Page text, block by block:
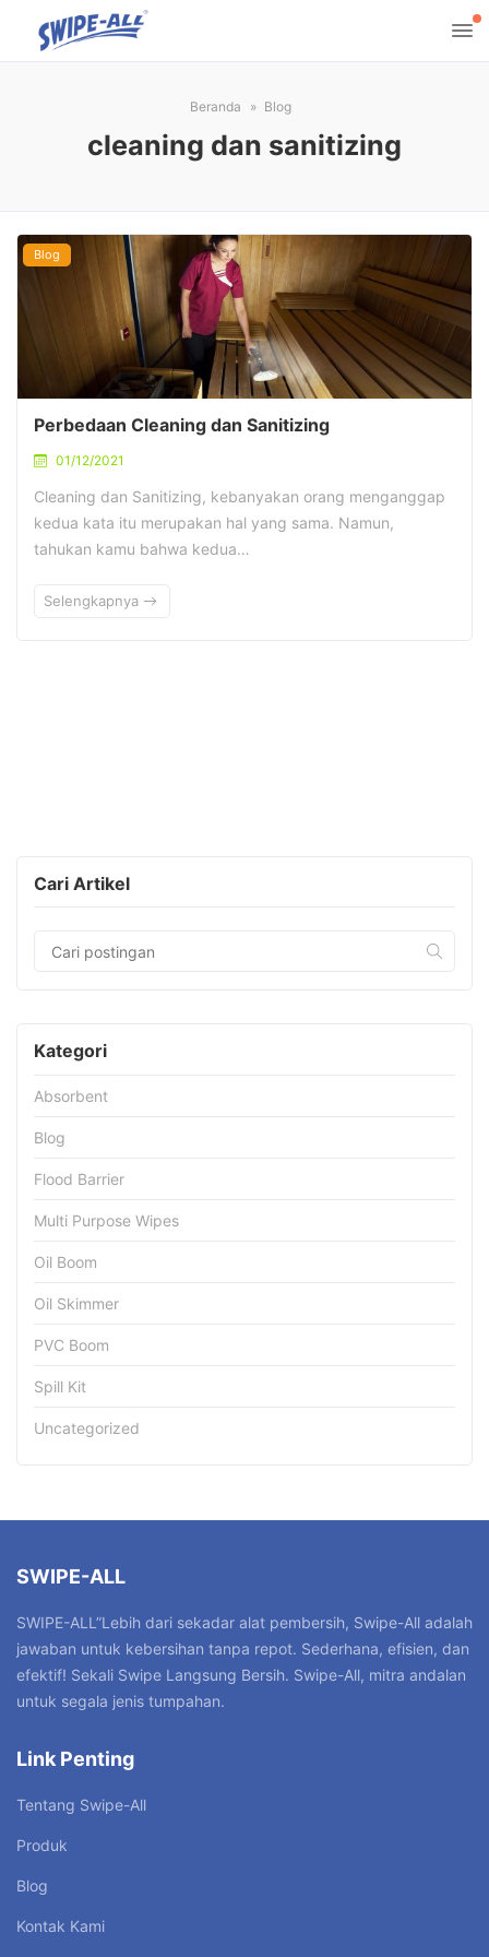
Beranda Blog
cleaning dan sanitizing
Blog
Perbedaan Cleaning dan Sanitizing
01/12/2021
Cleaning dan Sanitizing, kebanyakan orang menganggap
kedua kata itu merupakan hal yang sama. Namun,
tahukan kamu bahwa kedua…
Selengkapnya
Cari Artikel
Kategori
Absorbent
Blog
Flood Barrier
Multi Purpose Wipes
Oil Boom
Oil Skimmer
PVC Boom
Spill Kit
Uncategorized
SWIPE-ALL
SWIPE-ALL”Lebih dari sekadar alat pembersih, Swipe-All adalah
jawaban untuk kebersihan tanpa repot. Sederhana, efisien, dan
efektif! Sekali Swipe Langsung Bersih. Swipe-All, mitra andalan
untuk segala jenis tumpahan.
Link Penting
Tentang Swipe-All
Produk
Blog
Kontak Kami